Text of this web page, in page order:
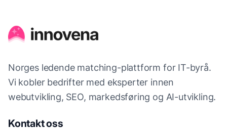
Norges ledende matching-plattform for IT-byrå.
Vi kobler bedrifter med eksperter innen
webutvikling, SEO, markedsføring og AI-utvikling.
Kontakt oss